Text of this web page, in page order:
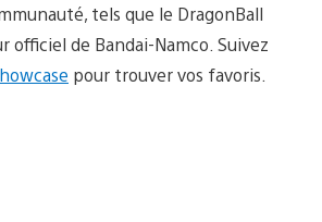
tels que le DragonBall
officiel de Bandai-Namco. Suivez
pour trouver vos favoris.